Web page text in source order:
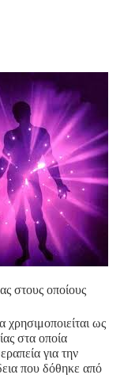
στους οποίους
χρησιμοποιείται ως
στα οποία
για την
που δόθηκε από